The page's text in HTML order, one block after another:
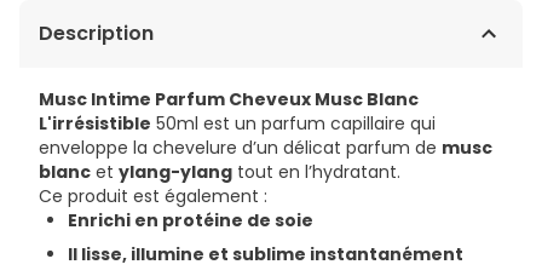
Description
Musc Intime Parfum Cheveux Musc Blanc
L'irrésistible 50ml est un parfum capillaire qui
enveloppe la chevelure d’un délicat parfum de musc
blanc et ylang-ylang tout en l’hydratant.
Ce produit est également :
Enrichi en protéine de soie
Il lisse, illumine et sublime instantanément